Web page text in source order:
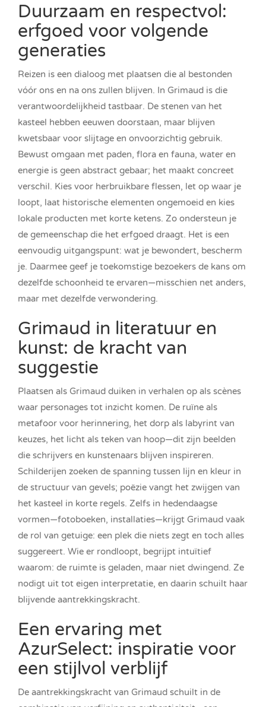
Duurzaam en respectvol:
erfgoed voor volgende
generaties
Reizen is een dialoog met plaatsen die al bestonden
vóór ons en na ons zullen blijven. In Grimaud is die
verantwoordelijkheid tastbaar. De stenen van het
kasteel hebben eeuwen doorstaan, maar blijven
kwetsbaar voor slijtage en onvoorzichtig gebruik.
Bewust omgaan met paden, flora en fauna, water en
energie is geen abstract gebaar; het maakt concreet
verschil. Kies voor herbruikbare flessen, let op waar je
loopt, laat historische elementen ongemoeid en kies
lokale producten met korte ketens. Zo ondersteun je
de gemeenschap die het erfgoed draagt. Het is een
eenvoudig uitgangspunt: wat je bewondert, bescherm
je. Daarmee geef je toekomstige bezoekers de kans om
dezelfde schoonheid te ervaren—misschien net anders,
maar met dezelfde verwondering.
Grimaud in literatuur en
kunst: de kracht van
suggestie
Plaatsen als Grimaud duiken in verhalen op als scènes
waar personages tot inzicht komen. De ruïne als
metafoor voor herinnering, het dorp als labyrint van
keuzes, het licht als teken van hoop—dit zijn beelden
die schrijvers en kunstenaars blijven inspireren.
Schilderijen zoeken de spanning tussen lijn en kleur in
de structuur van gevels; poëzie vangt het zwijgen van
het kasteel in korte regels. Zelfs in hedendaagse
vormen—fotoboeken, installaties—krijgt Grimaud vaak
de rol van getuige: een plek die niets zegt en toch alles
suggereert. Wie er rondloopt, begrijpt intuïtief
waarom: de ruimte is geladen, maar niet dwingend. Ze
nodigt uit tot eigen interpretatie, en daarin schuilt haar
blijvende aantrekkingskracht.
Een ervaring met
AzurSelect: inspiratie voor
een stijlvol verblijf
De aantrekkingskracht van Grimaud schuilt in de